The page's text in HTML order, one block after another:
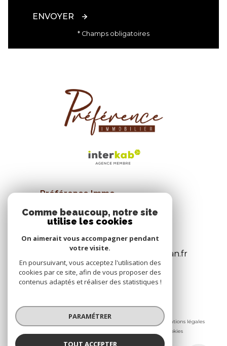
ENVOYER
* Champs obligatoires
Préférence Immo
26 Allée de la liberté
34570Pignan
04 67 47 58 08
agence@preferenceimmo-pignan.fr
© 2026 | Tous droits réservés
Mentions légales
Cookies
Comme beaucoup, notre site
utilise les cookies
On aimerait vous accompagner pendant
votre visite.
En poursuivant, vous acceptez l'utilisation des
cookies par ce site, afin de vous proposer des
contenus adaptés et réaliser des statistiques !
PARAMÉTRER
TOUT ACCEPTER